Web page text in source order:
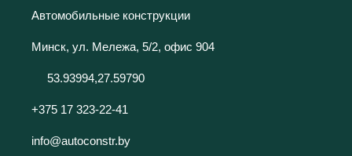
Автомобильные конструкции
Минск, ул. Мележа, 5/2, офис 904
53.93994,27.59790
+375 17 323-22-41
info@autoconstr.by